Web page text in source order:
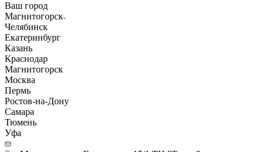
Ваш город
Магнитогорск
Челябинск
Екатеринбург
Казань
Краснодар
Магнитогорск
Москва
Пермь
Ростов-на-Дону
Самара
Тюмень
Уфа